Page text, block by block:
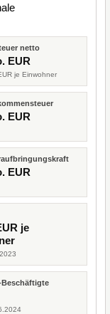
netto
EUR
je Einwohner
EUR
EUR
je